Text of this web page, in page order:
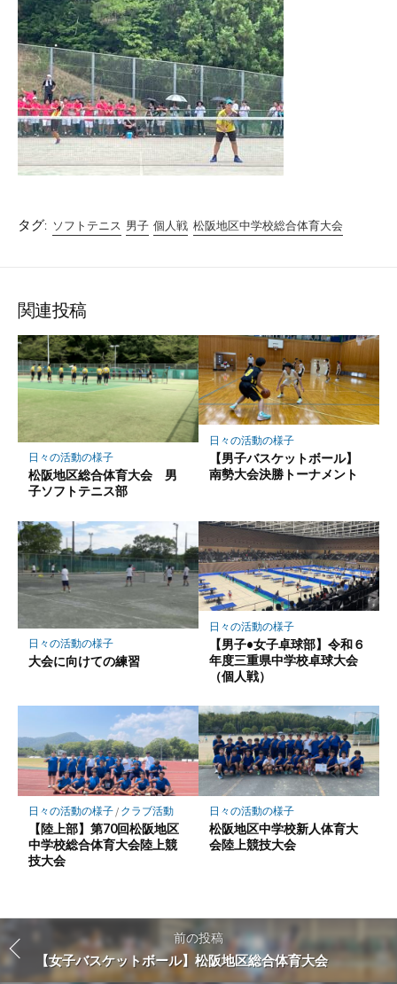
タグ: ソフトテニス 男子 個人戦 松阪地区中学校総合体育大会
関連投稿
日々の活動の様子
松阪地区総合体育大会 男
子ソフトテニス部
日々の活動の様子
【男子バスケットボール】
南勢大会決勝トーナメント
日々の活動の様子
大会に向けての練習
日々の活動の様子
【男子•女子卓球部】令和６
年度三重県中学校卓球大会
（個人戦）
日々の活動の様子/ クラブ活動
【陸上部】第70回松阪地区
中学校総合体育大会陸上競
技大会
日々の活動の様子
松阪地区中学校新人体育大
会陸上競技大会
前の投稿
【女子バスケットボール】松阪地区総合体育大会